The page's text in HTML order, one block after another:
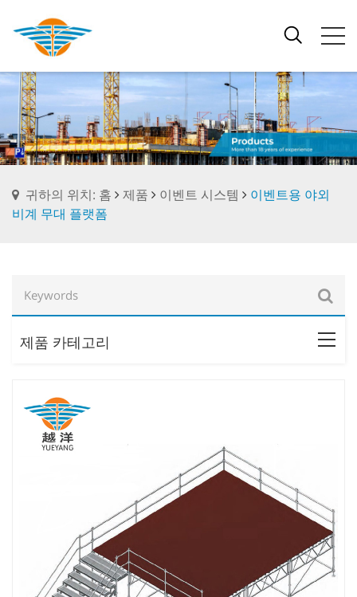
귀하의 위치: 홈 제품 이벤트 시스템
이벤트용 야외
비계 무대 플랫폼
제품 카테고리